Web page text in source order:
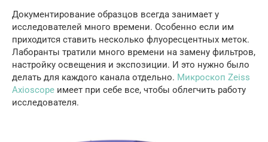
Документирование образцов всегда занимает у
исследователей много времени. Особенно если им
приходится ставить несколько флуоресцентных меток.
Лаборанты тратили много времени на замену фильтров,
настройку освещения и экспозиции. И это нужно было
делать для каждого канала отдельно. Микроскоп Zeiss
Axioscope имеет при себе все, чтобы облегчить работу
исследователя.